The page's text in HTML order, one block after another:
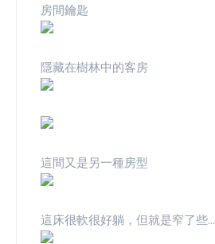
房間鑰匙
隱藏在樹林中的客房
這間又是另一種房型
這床很軟很好躺，但就是窄了些...